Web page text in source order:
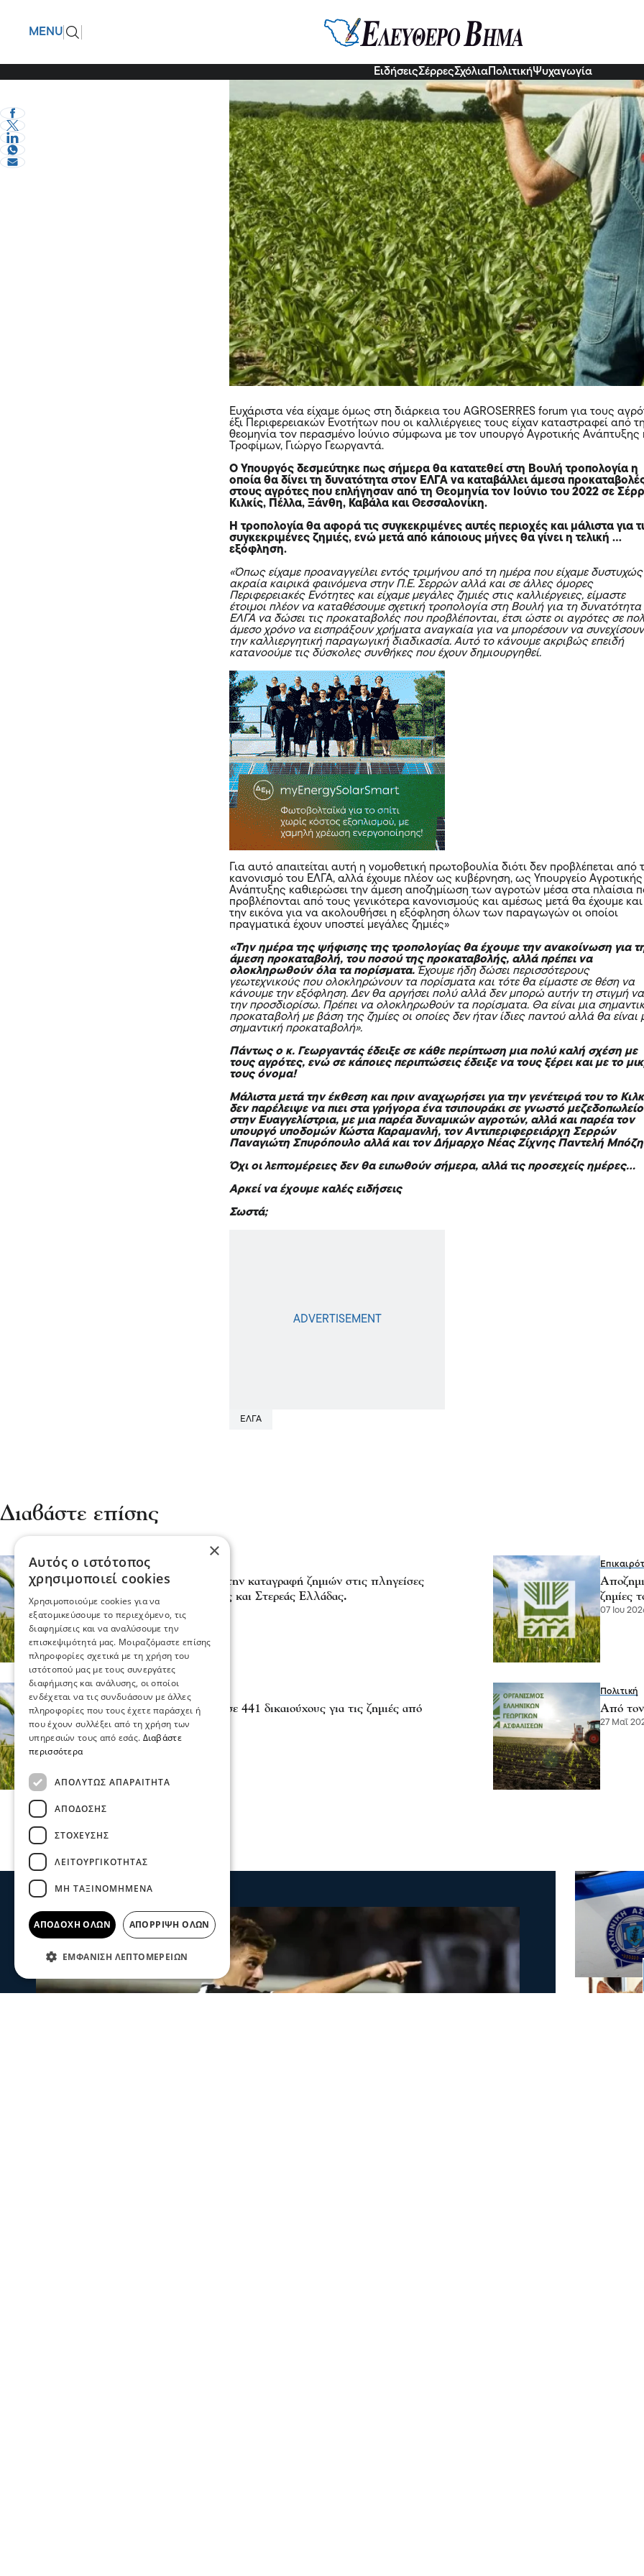
MENU
ΕιδήσειςΣέρρεςΣχόλια ΠολιτικήΨυχαγωγία
Για τους Σερραίους αγρότες και τις
τροπολογία ξεμπλοκάρουν οι αποζημιώσεις
eVima Serres Team26 Σεπ 2022, 18:05
Ευχάριστα νέα είχαμε όμως στη διάρκεια του AGROSERRES forum για τους
έξι Περιφερειακών Ενοτήτων που οι καλλιέργειες τους είχαν καταστραφεί από τη
θεομηνία τον περασμένο Ιούνιο σύμφωνα με τον υπουργό Αγροτικής Ανάπτυξης
Τροφίμων, Γιώργο Γεωργαντά.
Ο Υπουργός δεσμεύτηκε πως σήμερα θα κατατεθεί στη Βουλή τροπολογία η
οποία θα δίνει τη δυνατότητα στον ΕΛΓΑ να καταβάλλει άμεσα
στους αγρότες που επλήγησαν από τη Θεομηνία τον Ιούνιο του 2022 σε
Κιλκίς, Πέλλα, Ξάνθη, Καβάλα και Θεσσαλονίκη.
Η τροπολογία θα αφορά τις συγκεκριμένες αυτές περιοχές και μάλιστα για
συγκεκριμένες ζημιές, ενώ μετά από κάποιους μήνες θα γίνει η τελική …
εξόφληση.
«Όπως είχαμε προαναγγείλει εντός τριμήνου από τη ημέρα που είχαμε
ακραία καιρικά φαινόμενα στην Π.Ε. Σερρών αλλά και σε άλλες όμορες
Περιφερειακές Ενότητες και είχαμε μεγάλες ζημιές στις καλλιέργειες, είμαστε
έτοιμοι πλέον να καταθέσουμε σχετική τροπολογία στη Βουλή για τη δυνατότητα
ΕΛΓΑ να δώσει τις προκαταβολές που προβλέπονται, έτσι ώστε οι αγρότες σε
άμεσο χρόνο να εισπράξουν χρήματα αναγκαία για να μπορέσουν να συνεχίσουν
την καλλιεργητική παραγωγική διαδικασία. Αυτό το κάνουμε ακριβώς επειδή
κατανοούμε τις δύσκολες συνθήκες που έχουν δημιουργηθεί.
Για αυτό απαιτείται αυτή η νομοθετική πρωτοβουλία διότι δεν προβλέπεται από
κανονισμό του ΕΛΓΑ, αλλά έχουμε πλέον ως κυβέρνηση, ως Υπουργείο Αγροτικής
Ανάπτυξης καθιερώσει την άμεση αποζημίωση των αγροτών μέσα στα πλαίσια
προβλέπονται από τους γενικότερα κανονισμούς και αμέσως μετά θα έχουμε και
την εικόνα για να ακολουθήσει η εξόφληση όλων των παραγωγών οι οποίοι
πραγματικά έχουν υποστεί μεγάλες ζημιές»
«Την ημέρα της ψήφισης της τροπολογίας θα έχουμε την ανακοίνωση για
άμεση προκαταβολή, του ποσού της προκαταβολής, αλλά πρέπει να
ολοκληρωθούν όλα τα πορίσματα. Έχουμε ήδη δώσει περισσότερους
γεωτεχνικούς που ολοκληρώνουν τα πορίσματα και τότε θα είμαστε σε θέση να
κάνουμε την εξόφληση. Δεν θα αργήσει πολύ αλλά δεν μπορώ αυτήν τη στιγμή να
την προσδιορίσω. Πρέπει να ολοκληρωθούν τα πορίσματα. Θα είναι μια
προκαταβολή με βάση της ζημίες οι οποίες δεν ήταν ίδιες παντού αλλά θα είναι
σημαντική προκαταβολή».
Πάντως ο κ. Γεωργαντάς έδειξε σε κάθε περίπτωση μια πολύ καλή σχέση με
τους αγρότες, ενώ σε κάποιες περιπτώσεις έδειξε να τους ξέρει και με το
τους όνομα!
Μάλιστα μετά την έκθεση και πριν αναχωρήσει για την γενέτειρά του το
δεν παρέλειψε να πιει στα γρήγορα ένα τσιπουράκι σε γνωστό μεζεδοπωλείο
στην Ευαγγελίστρια, με μια παρέα δυναμικών αγροτών, αλλά και παρέα τον
υπουργό υποδομών Κώστα Καραμανλή, τον Αντιπεριφερειάρχη Σερρών
Παναγιώτη Σπυρόπουλο αλλά και τον Δήμαρχο Νέας Ζίχνης Παντελή
Όχι οι λεπτομέρειες δεν θα ειπωθούν σήμερα, αλλά τις προσεχείς ημέρες…
Αρκεί να έχουμε καλές ειδήσεις
Σωστά;
ΕΛΓΑ
Διαβάστε επίσης
Πολιτική
Ο ΕΛΓΑ ξεκίνησε ήδη την καταγραφή ζημιών στις πληγείσες
καλλιέργειες Θεσσαλίας και Στερεάς Ελλάδας.
27 Ιου 2026, 18:36
ζημίες
07 Ιου
Πολιτική
ΕΛΓΑ -1,2 εκατ. ευρώ σε 441 δικαιούχους για τις ζημιές από
πυρκαγιές του 2022
30 Ιου 2026, 20:02
Πολιτική
Από
27 Μαΐ
×
Αυτός ο ιστότοπος
χρησιμοποιεί cookies
Χρησιμοποιούμε cookies για να
εξατομικεύσουμε το περιεχόμενο, τις
διαφημίσεις και να αναλύσουμε την
επισκεψιμότητά μας. Μοιραζόμαστε επίσης
πληροφορίες σχετικά με τη χρήση του
ιστότοπού μας με τους συνεργάτες
διαφήμισης και ανάλυσης, οι οποίοι
ενδέχεται να τις συνδυάσουν με άλλες
πληροφορίες που τους έχετε παράσχει ή
που έχουν συλλέξει από τη χρήση των
υπηρεσιών τους από εσάς. Διαβάστε
περισσότερα
ΑΠΟΛΎΤΩΣ ΑΠΑΡΑΊΤΗΤΑ
ΑΠΌΔΟΣΗΣ
ΣΤΌΧΕΥΣΗΣ
ΛΕΙΤΟΥΡΓΙΚΌΤΗΤΑΣ
ΜΗ ΤΑΞΙΝΟΜΗΜΈΝΑ
ΑΠΟΔΟΧΉ ΌΛΩΝ ΑΠΌΡΡΙΨΗ ΌΛΩΝ
ΕΜΦΆΝΙΣΗ ΛΕΠΤΟΜΕΡΕΙΏΝ